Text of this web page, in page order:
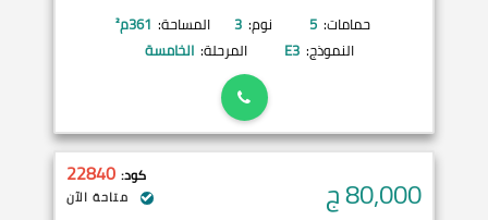
حمامات: 5 نوم: 3 المساحة: 361م²
النموذج: E3 المرحلة: الخامسة
80,000ج كود: 22840
متاحة الآن